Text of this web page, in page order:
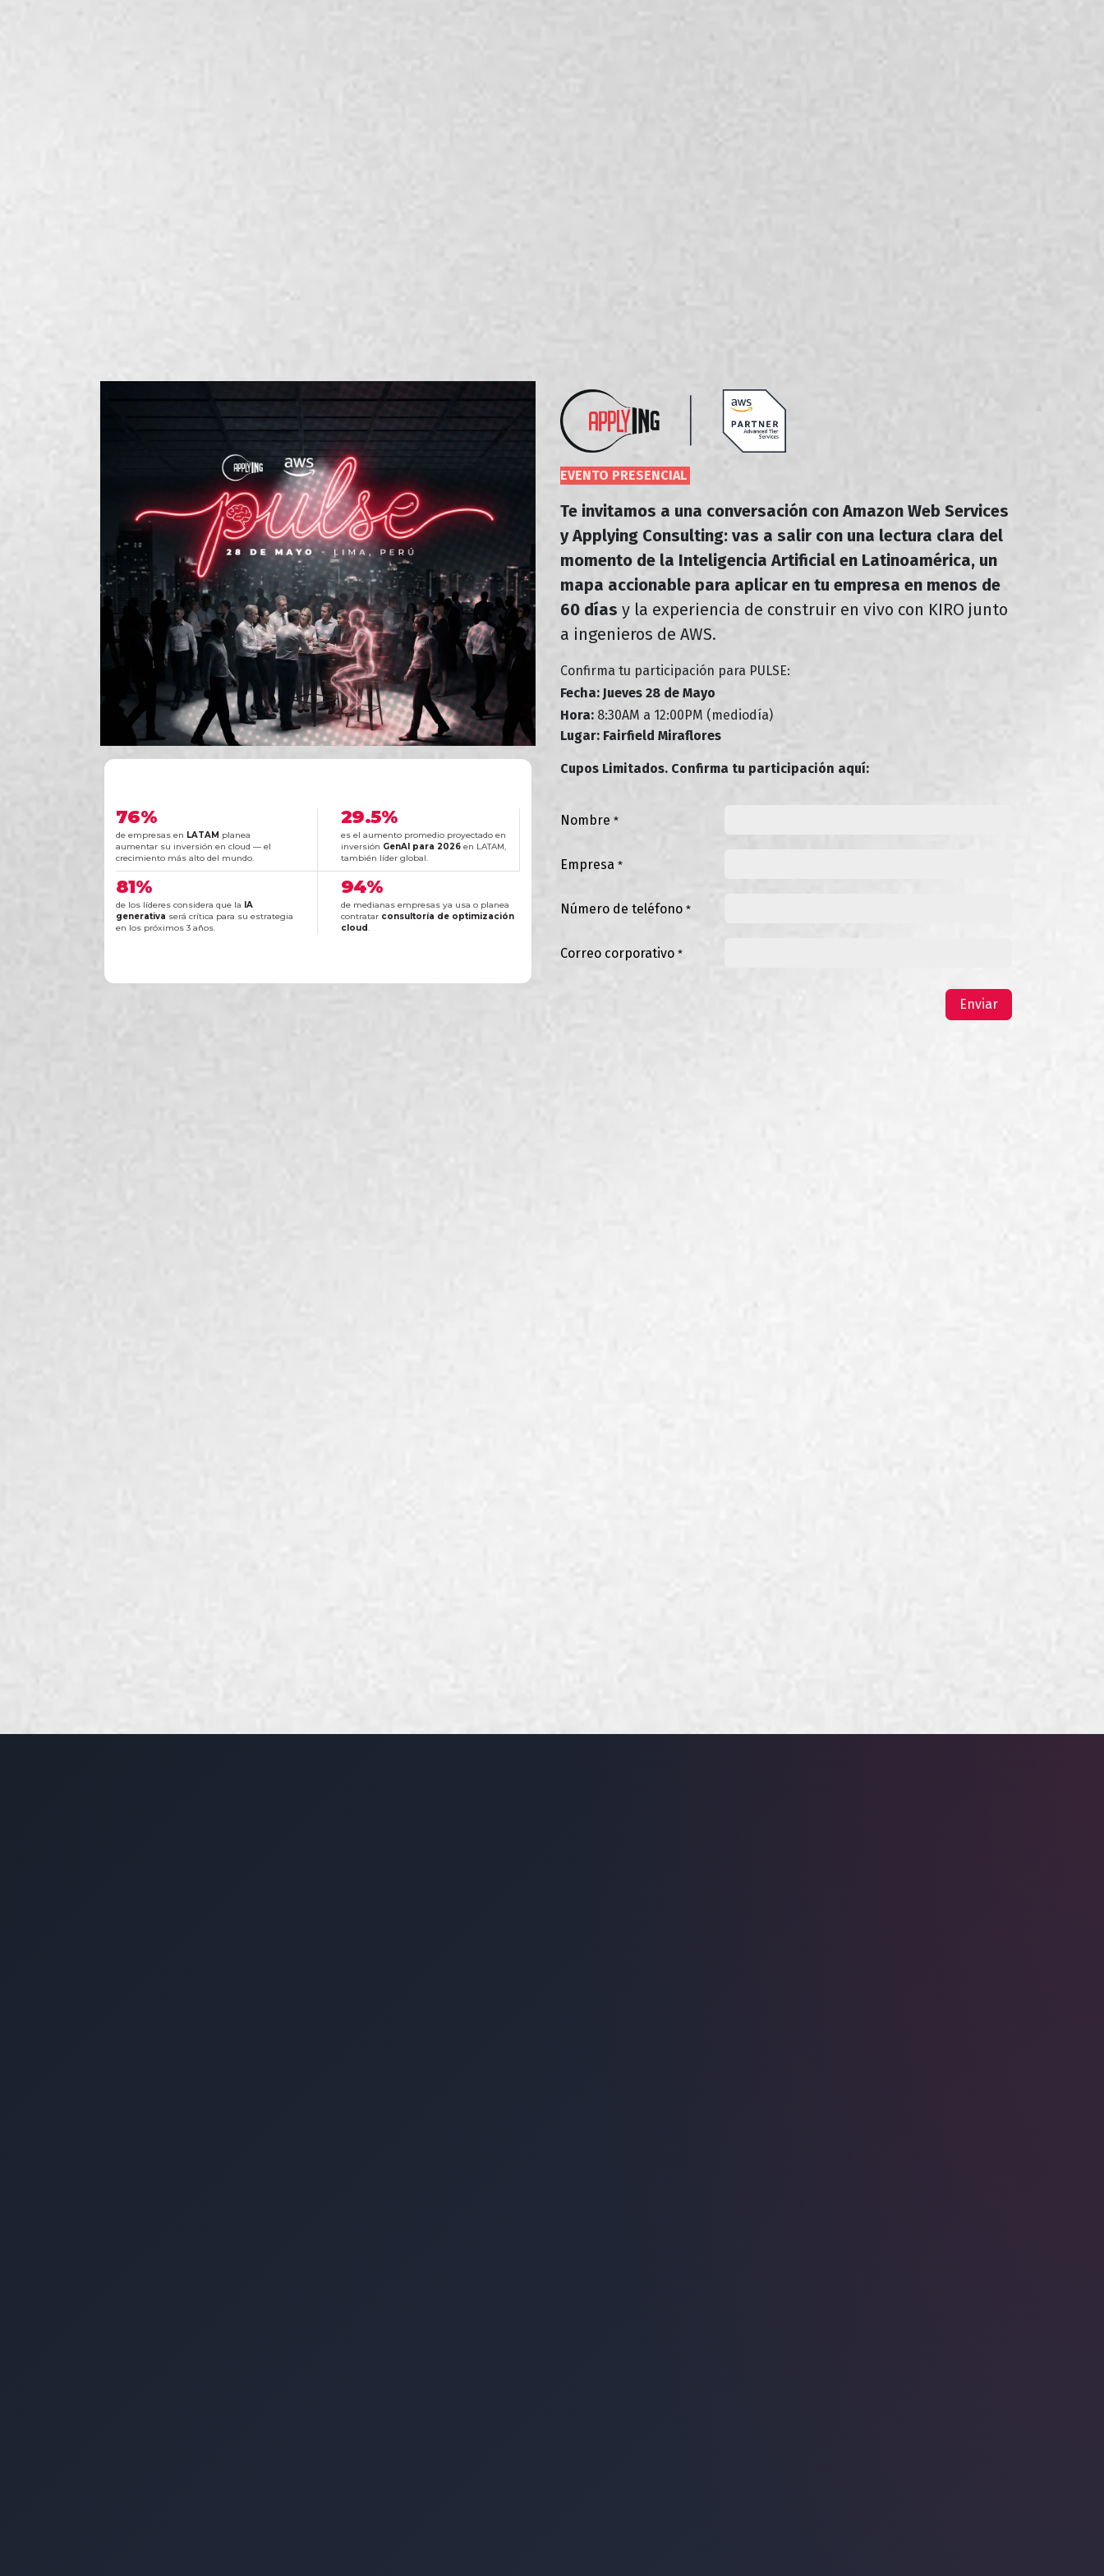
EVENTO PRESENCIAL
Te invitamos a una conversación con Amazon Web Services
y Applying Consulting: v​as a salir con una lectura clara del
momento de la Inteligencia Artificial en Latinoamérica, un
mapa accionable para aplicar en tu empresa en menos de
60 días y la experiencia de construir en vivo con KIRO junto
a ingenieros de AWS.
Confirma tu participación para PULSE:
Fecha: Jueves 28 de Mayo
Hora: 8:30AM a 12:00PM (mediodía)
Lugar: Fairfield Miraflores
Cupos Limitados. Confirma tu participación aquí:
Nombre *
Empresa *
Número de teléfono *
Correo corporativo *
Enviar
76%
de empresas en LATAM planea
aumentar su inversión en cloud — el
crecimiento más alto del mundo.
29.5%
es el aumento promedio proyectado en
inversión GenAI para 2026 en LATAM,
también líder global.
81%
de los líderes considera que la IA
generativa será crítica para su estrategia
en los próximos 3 años.
94%
de medianas empresas ya usa o planea
contratar consultoría de optimización
cloud.